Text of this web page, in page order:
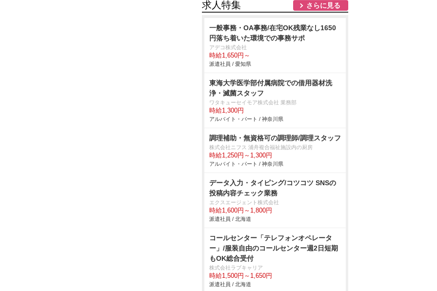
求人特集 さらに見る
一般事務・OA事務/在宅OK残業なし1650
円落ち着いた環境での事務サポ
アデコ株式会社
時給1,650円～
派遣社員 / 愛知県
東海大学医学部付属病院での借用器材洗
浄・滅菌スタッフ
ワタキューセイモア株式会社 業務部
時給1,300円
アルバイト・パート / 神奈川県
調理補助・無資格可の調理師/調理スタッフ
株式会社ニフス 浦舟複合福祉施設内の厨房
時給1,250円～1,300円
アルバイト・パート / 神奈川県
データ入力・タイピング/コツコツ SNSの
投稿内容チェック業務
エクスエージェント株式会社
時給1,600円～1,800円
派遣社員 / 北海道
コールセンター「テレフォンオペレータ
ー」/服装自由のコールセンター週2日短期
もOK総合受付
株式会社ラブキャリア
時給1,500円～1,650円
派遣社員 / 北海道